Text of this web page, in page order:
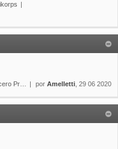
Pr… por Amelletti , 29 06 2020